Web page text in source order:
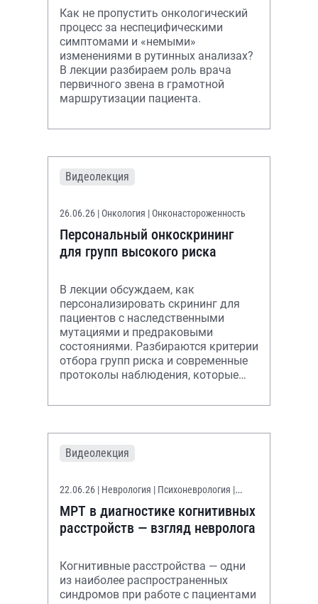
онкологических заболеваний
Как не пропустить онкологический
процесс за неспецифическими
симптомами и «немыми»
изменениями в рутинных анализах?
В лекции разбираем роль врача
первичного звена в грамотной
маршрутизации пациента.
Видеолекция
26.06.26 | Онкология | Онконастороженность
Персональный онкоскрининг
для групп высокого риска
В лекции обсуждаем, как
персонализировать скрининг для
пациентов с наследственными
мутациями и предраковыми
состояниями. Разбираются критерии
отбора групп риска и современные
протоколы наблюдения, которые
выявление рака.
Видеолекция
22.06.26 | Неврология | Психоневрология |
Терапия
МРТ в диагностике когнитивных
расстройств — взгляд невролога
Когнитивные расстройства — одни
из наиболее распространенных
синдромов при работе с пациентами